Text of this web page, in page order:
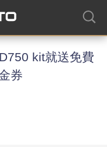
kit就送免費
券